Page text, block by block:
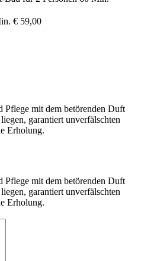
€ 59,00
Pflege mit dem betörenden Duft
garantiert unverfälschten
Erholung.
Pflege mit dem betörenden Duft
garantiert unverfälschten
Erholung.